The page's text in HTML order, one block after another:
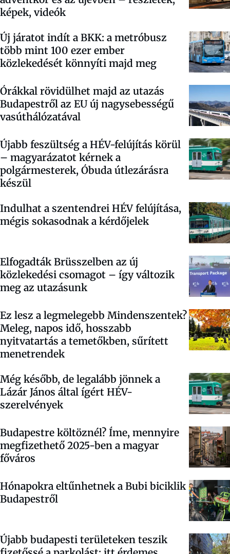
képek, videók
Új járatot indít a BKK: a metróbusz
több mint 100 ezer ember
közlekedését könnyíti majd meg
Órákkal rövidülhet majd az utazás
Budapestről az EU új nagysebességű
vasúthálózatával
Újabb feszültség a HÉV-felújítás körül
– magyarázatot kérnek a
polgármesterek, Óbuda útlezárásra
készül
Indulhat a szentendrei HÉV felújítása,
mégis sokasodnak a kérdőjelek
Elfogadták Brüsszelben az új
közlekedési csomagot – így változik
meg az utazásunk
Ez lesz a legmelegebb Mindenszentek?
Meleg, napos idő, hosszabb
nyitvatartás a temetőkben, sűrített
menetrendek
Még később, de legalább jönnek a
Lázár János által ígért HÉV-
szerelvények
Budapestre költöznél? Íme, mennyire
megfizethető 2025-ben a magyar
főváros
Hónapokra eltűnhetnek a Bubi biciklik
Budapestről
Újabb budapesti területeken teszik